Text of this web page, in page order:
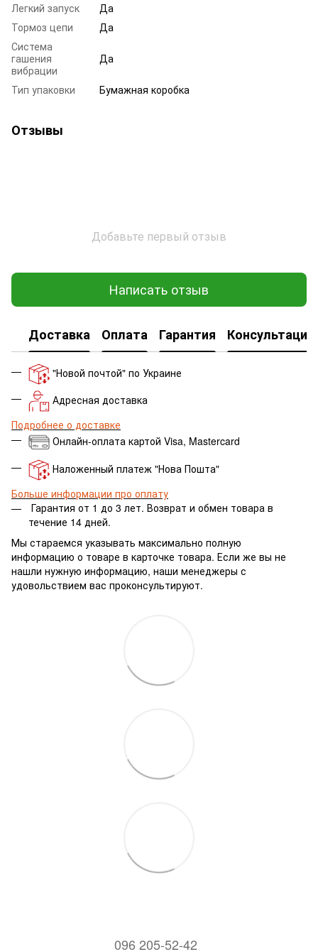
Легкий запуск
Да
Тормоз цепи
Да
Система
гашения
вибрации
Да
Тип упаковки Бумажная коробка
Отзывы
Добавьте первый отзыв
Написать отзыв
Доставка Оплата Гарантия Консультация
"Новой почтой" по Украине
Адресная доставка
Подробнее о доставке
Онлайн-оплата картой Visa, Mastercard
Наложенный платеж "Нова Пошта"
Больше информации про оплату
Гарантия от 1 до 3 лет. Возврат и обмен товара в
течение 14 дней.
Мы стараемся указывать максимально полную
информацию о товаре в карточке товара. Если же вы не
нашли нужную информацию, наши менеджеры с
удовольствием вас проконсультируют.
096 205-52-42